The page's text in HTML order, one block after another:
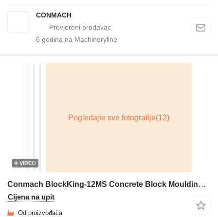
CONMACH
6 godina na Machineryline
VIDEO
Conmach BlockKing-12MS Concrete Block Moulding Machine - 5.000 of 6''
Cijena na upit
Od proizvođača